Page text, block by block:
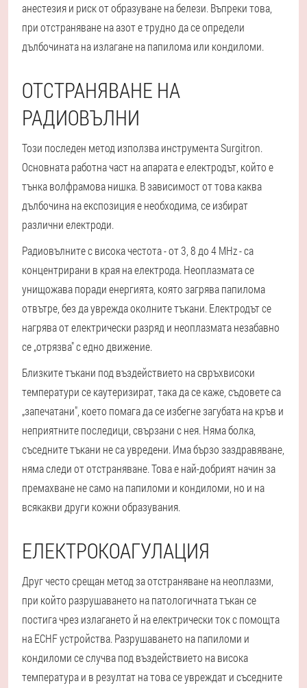
анестезия и риск от образуване на белези. Въпреки това,
при отстраняване на азот е трудно да се определи
дълбочината на излагане на папилома или кондиломи.
ОТСТРАНЯВАНЕ НА
РАДИОВЪЛНИ
Този последен метод използва инструмента Surgitron.
Основната работна част на апарата е електродът, който е
тънка волфрамова нишка. В зависимост от това каква
дълбочина на експозиция е необходима, се избират
различни електроди.
Радиовълните с висока честота - от 3, 8 до 4 MHz - са
концентрирани в края на електрода. Неоплазмата се
унищожава поради енергията, която загрява папилома
отвътре, без да уврежда околните тъкани. Електродът се
нагрява от електрически разряд и неоплазмата незабавно
се „отрязва" с едно движение.
Близките тъкани под въздействието на свръхвисоки
температури се каутеризират, така да се каже, съдовете са
„запечатани", което помага да се избегне загубата на кръв и
неприятните последици, свързани с нея. Няма болка,
съседните тъкани не са увредени. Има бързо заздравяване,
няма следи от отстраняване. Това е най-добрият начин за
премахване не само на папиломи и кондиломи, но и на
всякакви други кожни образувания.
ЕЛЕКТРОКОАГУЛАЦИЯ
Друг често срещан метод за отстраняване на неоплазми,
при който разрушаването на патологичната тъкан се
постига чрез излагането й на електрически ток с помощта
на ECHF устройства. Разрушаването на папиломи и
кондиломи се случва под въздействието на висока
температура и в резултат на това се увреждат и съседните